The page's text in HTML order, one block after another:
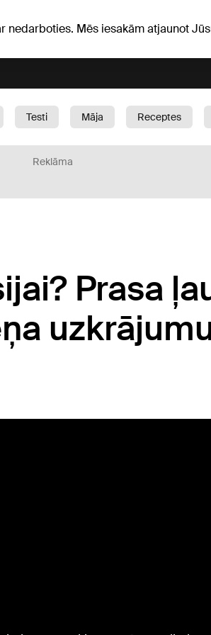
Mēs iesakām atjaunot
Testi Māja Receptes
Reklāma
Prasa